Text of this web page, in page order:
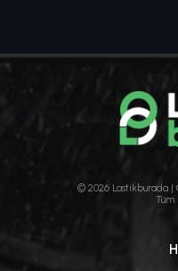
© 2026 Lastikburada |
Tüm